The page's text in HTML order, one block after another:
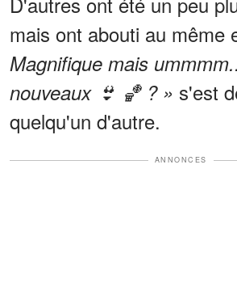
mais ont abouti au même
Magnifique mais
nouveaux 👙 🏀 ? » s'est
quelqu'un d'autre.
ANNONCES